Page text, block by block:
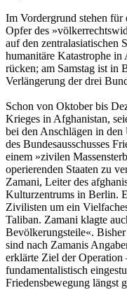
Im Vordergrund stehen
Opfer des
auf den zentralasiatischen
humanitäre Katastrophe
rücken; am Samstag ist in
Verlängerung der drei
Schon von Oktober bis
Krieges in Afghanistan,
bei den Anschlägen in
des Bundesausschusses
einem »zivilen
operierenden Staaten zu
Zamani, Leiter des
Kulturzentrums in Berlin.
Zivilisten um ein
Taliban. Zamani klagte
Bevölkerungsteile«.
sind nach Zamanis
erklärte Ziel der Operation
fundamentalistisch
Friedensbewegung längst